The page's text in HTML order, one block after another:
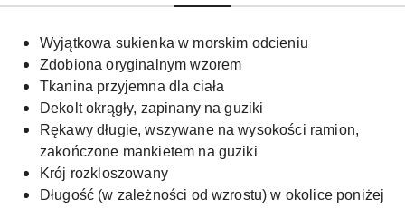
Wyjątkowa sukienka w morskim odcieniu
Zdobiona oryginalnym wzorem
Tkanina przyjemna dla ciała
Dekolt okrągły, zapinany na guziki
Rękawy długie, wszywane na wysokości ramion,
zakończone mankietem na guziki
Krój rozkloszowany
Długość (w zależności od wzrostu) w okolice poniżej